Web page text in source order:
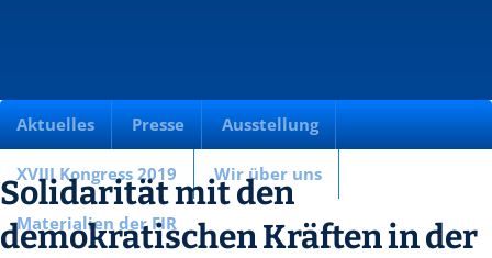
Aktuelles Presse Ausstellung
XVIII Kongress 2019 Wir über uns
Materialien der FIR
Solidarität mit den
demokratischen Kräften in der